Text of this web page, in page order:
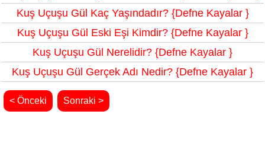
Kuş Uçuşu Gül Kaç Yaşındadır? {Defne Kayalar }
Kuş Uçuşu Gül Eski Eşi Kimdir? {Defne Kayalar }
Kuş Uçuşu Gül Nerelidir? {Defne Kayalar }
Kuş Uçuşu Gül Gerçek Adı Nedir? {Defne Kayalar }
< Önceki Sonraki >